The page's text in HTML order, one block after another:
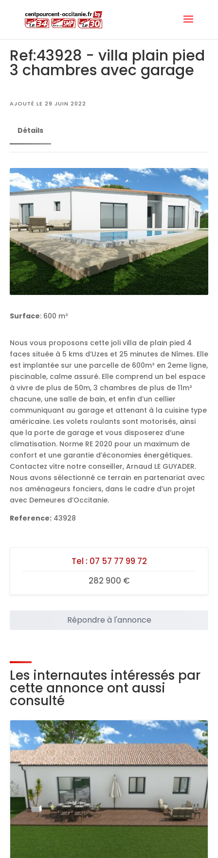
Ref:43928 - villa plain pied
3 chambres avec garage
AJOUTÉ LE 29 JUIN 2022
Détails
Surface: 600 m²
Nous vous proposons cette joli villa de plain pied 4
faces située à 5 kms d’Uzes et 25 minutes de Nîmes. Elle
est implantée sur une parcelle de 600m² en 2eme ligne,
piscinable, calme assuré. Elle comprend un bel espace
à vivre de plus de 50m, 3 chambres de plus de 11m²
chacune, une salle de bain, et enfin d’un cellier
communiquant au garage et attenant à la cuisine type
américaine. Les volets roulants sont motorisés, ainsi
que la porte de garage et vous disposerez d’une
climatisation. Norme RE 2020 pour un maximum de
confort et une garantie d’économies énergétiques.
Contactez vitre notre conseiller, Arnaud LE GUYADER.
Nous avons sélectionné ce terrain en partenariat avec
nos aménageurs fonciers, dans le cadre d’un projet
avec Demeures d’Occitanie.
Reference: 43928
Tel : 07 57 77 99 72
282 900 €
Répondre à l'annonce
Les internautes intéressés par
cette annonce ont aussi
consulté